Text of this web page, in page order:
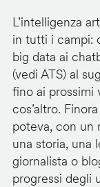
L’intelligenza
in tutti i campi:
big data ai
(vedi ATS) al
fino ai prossimi
cos’altro.
poteva, con un
una storia, una
giornalista o
progressi degli